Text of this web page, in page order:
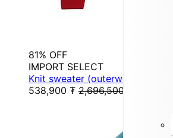
81% OFF
IMPORT SELECT
Knit sweater (outerwear) (red)
538,900 ₮ 2,696,500